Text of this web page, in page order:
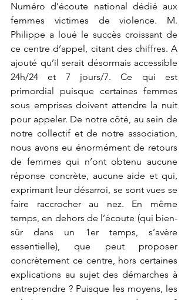
Numéro d’écoute national dédié aux
femmes victimes de violence. M.
Philippe a loué le succès croissant de
ce centre d’appel, citant des chiffres. A
ajouté qu’il serait désormais accessible
24h/24 et 7 jours/7. Ce qui est
primordial puisque certaines femmes
sous emprises doivent attendre la nuit
pour appeler. De notre côté, au sein de
notre collectif et de notre association,
nous avons eu énormément de retours
de femmes qui n’ont obtenu aucune
réponse concrète, aucune aide et qui,
exprimant leur désarroi, se sont vues se
faire raccrocher au nez. En même
temps, en dehors de l’écoute (qui bien-
sûr dans un 1er temps, s’avère
essentielle), que peut proposer
concrètement ce centre, hors certaines
explications au sujet des démarches à
entreprendre ? Puisque les moyens, les